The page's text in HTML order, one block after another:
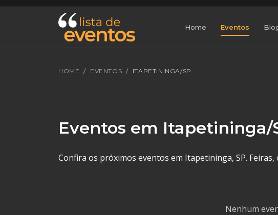
Home Eventos
HOME EVENTOS ITAPETININGA/SP
Eventos em Itapetininga/
Confira os próximos eventos em Itapetininga, SP.
Nenhum